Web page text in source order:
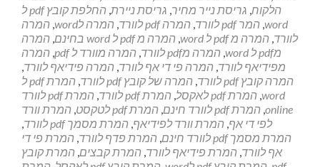
הלקוח, גריסת נייר מחיר, גריסת ניירת,
החלפת קובץ pdf ל
word
, המר pdf לוורד , המרה pdf לוורד , המרה לword , המרה
לוורד, המרה מ pdf ל word , המרה מ pdf ל word בחינם , המרה
מpdf ל word
, המרה מpdf לוורד , המרה מוורד ל pdf , המרה
מפידיאף לוורד, המרה פי די אף לוורד, המרה פידיאף לוורד,
המרה קובץ pdf לוורד
, המרה של קובץ pdf לוורד ,
המרת pdf ל
word
, המרת pdf לאקסל , המרת pdf לוורד ,
המרת pdf לוורד
online
, המרת pdf לוורד חינם , המרת pdf לטקסט , המרת וורד
לפי די אף, המרת וורד לפידיאף, המרת מסמך pdf לוורד
,
המרת מסמך pdf לוורד חינם
, המרת פדף לוורד, המרת פי די
אף לוורד, המרת פידיאף לוורד, המרת קבצים, המרת קובץ